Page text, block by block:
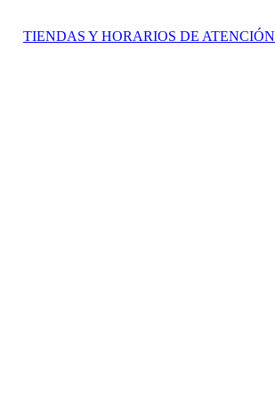
TIENDAS Y HORARIOS DE ATENCIÓN